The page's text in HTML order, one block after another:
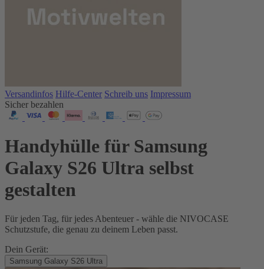
Versandinfos Hilfe-Center Schreib uns Impressum
Sicher bezahlen
Handyhülle für Samsung
Galaxy S26 Ultra selbst
gestalten
Für jeden Tag, für jedes Abenteuer - wähle die NIVOCASE
Schutzstufe, die genau zu deinem Leben passt.
Dein Gerät:
Samsung Galaxy S26 Ultra